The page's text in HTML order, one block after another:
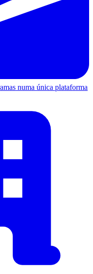
numa única plataforma